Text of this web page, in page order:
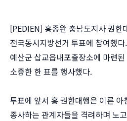
[PEDIEN] 홍종완 충남도지사 권한
전국동시지방선거 투표에 참여했
예산군 삽교읍내포출장소에 마련
소중한 한 표를 행사했다.
투표에 앞서 홍 권한대행은 이른 아
종사하는 관계자들을 격려하며 노